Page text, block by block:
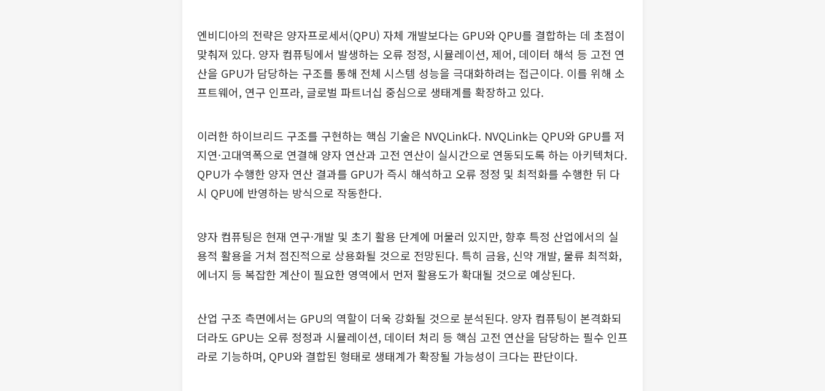
엔비디아의 전략은 양자프로세서(QPU) 자체 개발보다는 GPU와 QPU를 결합하는 데 초점이
맞춰져 있다. 양자 컴퓨팅에서 발생하는 오류 정정, 시뮬레이션, 제어, 데이터 해석 등 고전 연
산을 GPU가 담당하는 구조를 통해 전체 시스템 성능을 극대화하려는 접근이다. 이를 위해 소
프트웨어, 연구 인프라, 글로벌 파트너십 중심으로 생태계를 확장하고 있다.
이러한 하이브리드 구조를 구현하는 핵심 기술은 NVQLink다. NVQLink는 QPU와 GPU를 저
지연·고대역폭으로 연결해 양자 연산과 고전 연산이 실시간으로 연동되도록 하는 아키텍처다.
QPU가 수행한 양자 연산 결과를 GPU가 즉시 해석하고 오류 정정 및 최적화를 수행한 뒤 다
시 QPU에 반영하는 방식으로 작동한다.
양자 컴퓨팅은 현재 연구·개발 및 초기 활용 단계에 머물러 있지만, 향후 특정 산업에서의 실
용적 활용을 거쳐 점진적으로 상용화될 것으로 전망된다. 특히 금융, 신약 개발, 물류 최적화,
에너지 등 복잡한 계산이 필요한 영역에서 먼저 활용도가 확대될 것으로 예상된다.
산업 구조 측면에서는 GPU의 역할이 더욱 강화될 것으로 분석된다. 양자 컴퓨팅이 본격화되
더라도 GPU는 오류 정정과 시뮬레이션, 데이터 처리 등 핵심 고전 연산을 담당하는 필수 인프
라로 기능하며, QPU와 결합된 형태로 생태계가 확장될 가능성이 크다는 판단이다.